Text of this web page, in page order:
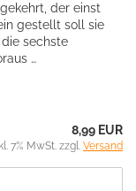
der einst
gestellt soll sie
sechste
…
8,99 EUR
7% MwSt. zzgl. Versand